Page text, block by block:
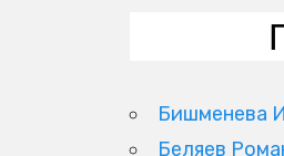
Бишменева
Беляев